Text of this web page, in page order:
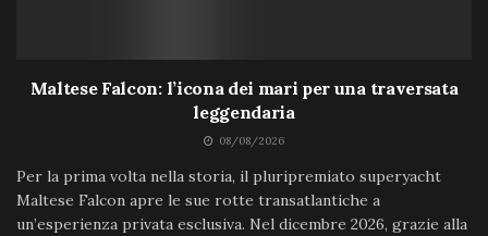
Maltese Falcon: l’icona dei mari per una traversata
leggendaria
08/08/2026
Per la prima volta nella storia, il pluripremiato superyacht
Maltese Falcon apre le sue rotte transatlantiche a
un’esperienza privata esclusiva. Nel dicembre 2026, grazie alla